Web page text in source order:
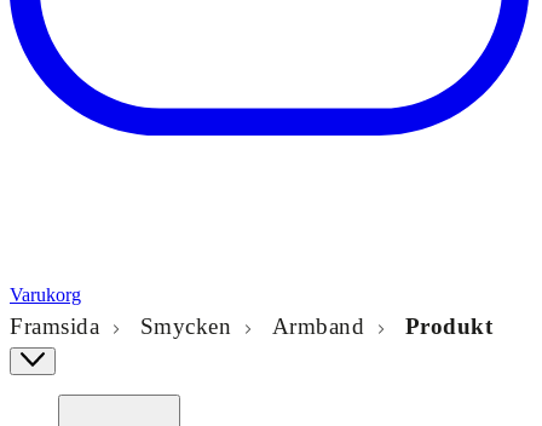
Varukorg
Framsida Smycken Armband Produkt